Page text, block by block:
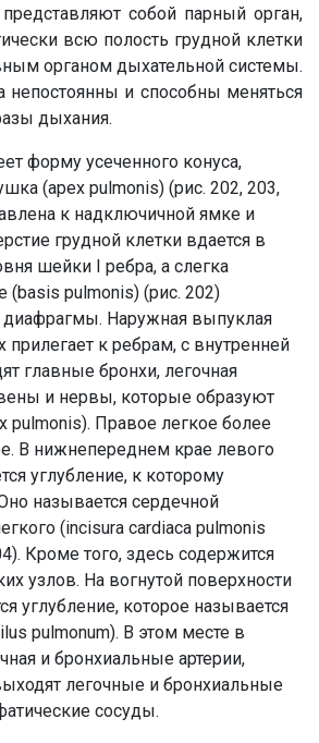
собой парный орган,
всю полость грудной клетки
органом дыхательной системы.
и способны меняться
дыхания.
форму усеченного конуса,
(apex pulmonis) (рис. 202, 203,
к надключичной ямке и
грудной клетки вдается в
шейки I ребра, а слегка
(basis pulmonis) (рис. 202)
Наружная выпуклая
прилегает к ребрам, с внутренней
главные бронхи, легочная
и нервы, которые образуют
pulmonis). Правое легкое более
В нижнепереднем крае левого
углубление, к которому
называется сердечной
(incisura cardiaca pulmonis
Кроме того, здесь содержится
узлов. На вогнутой поверхности
углубление, которое называется
pulmonum). В этом месте в
и бронхиальные артерии,
легочные и бронхиальные
сосуды.